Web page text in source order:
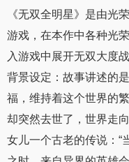
《无双全明星》是由光
游戏，在本作中各种光
入游戏中展开无双大度战
背景设定：故事讲述的
福，维持着这个世界的
却突然去世了，世界走
女儿一个古老的传说：“